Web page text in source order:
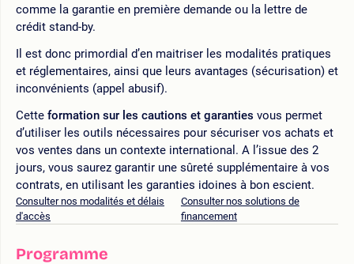
comme la garantie en première demande ou la lettre de
crédit stand-by.
Il est donc primordial d’en maitriser les modalités pratiques
et réglementaires, ainsi que leurs avantages (sécurisation) et
inconvénients (appel abusif).
Cette formation sur les cautions et garanties vous permet
d’utiliser les outils nécessaires pour sécuriser vos achats et
vos ventes dans un contexte international. A l’issue des 2
jours, vous saurez garantir une sûreté supplémentaire à vos
contrats, en utilisant les garanties idoines à bon escient.
Consulter nos modalités et délais
d'accès
Consulter nos solutions de
financement
Programme